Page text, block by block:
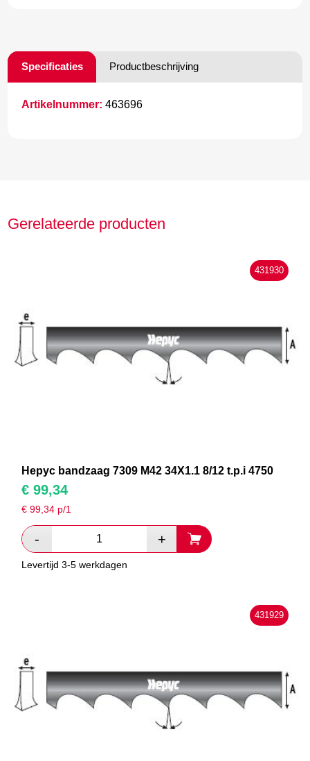
Specificaties Productbeschrijving
Artikelnummer: 463696
Gerelateerde producten
431930
Hepyc bandzaag 7309 M42 34X1.1 8/12 t.p.i 4750
€ 99,34
€99,34 p/1
Levertijd 3-5 werkdagen
431929